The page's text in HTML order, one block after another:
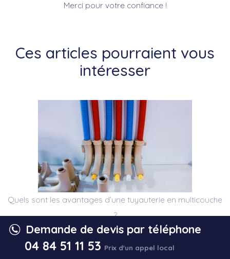
Merci pour votre confiance !
Ces articles pourraient vous
intéresser
Quels sont les avantages d’une tuyauterie en multicouche
?
Demande de devis par téléphone
04 84 51 11 53 Prix d'un appel local